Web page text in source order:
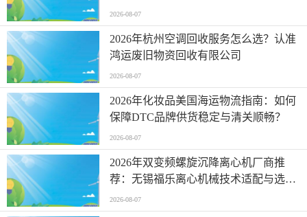
瑞国际物流
2026-08-07
2026年杭州空调回收服务怎么选？认准
鸿运废旧物资回收有限公司
2026-08-07
2026年化妆品美国海运物流指南：如何
保障DTC品牌供货稳定与清关顺畅？
2026-08-07
2026年双变频螺旋沉降离心机厂商推
荐：无锡福乐离心机械技术适配与选型
分析
2026-08-07